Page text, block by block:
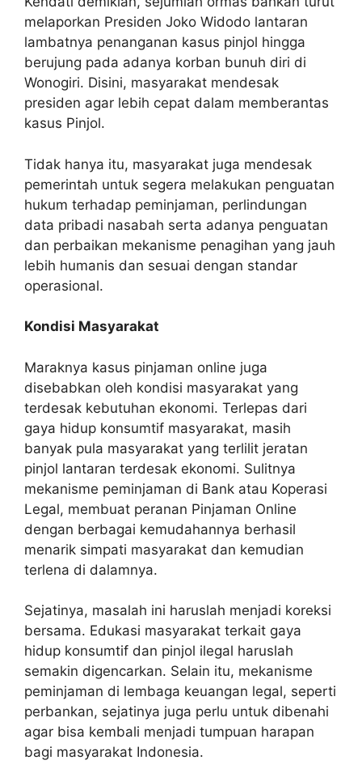
melaporkan Presiden Joko Widodo lantaran
lambatnya penanganan kasus pinjol hingga
berujung pada adanya korban bunuh diri di
Wonogiri. Disini, masyarakat mendesak
presiden agar lebih cepat dalam memberantas
kasus Pinjol.
Tidak hanya itu, masyarakat juga mendesak
pemerintah untuk segera melakukan penguatan
hukum terhadap peminjaman, perlindungan
data pribadi nasabah serta adanya penguatan
dan perbaikan mekanisme penagihan yang jauh
lebih humanis dan sesuai dengan standar
operasional.
Kondisi Masyarakat
Maraknya kasus pinjaman online juga
disebabkan oleh kondisi masyarakat yang
terdesak kebutuhan ekonomi. Terlepas dari
gaya hidup konsumtif masyarakat, masih
banyak pula masyarakat yang terlilit jeratan
pinjol lantaran terdesak ekonomi. Sulitnya
mekanisme peminjaman di Bank atau Koperasi
Legal, membuat peranan Pinjaman Online
dengan berbagai kemudahannya berhasil
menarik simpati masyarakat dan kemudian
terlena di dalamnya.
Sejatinya, masalah ini haruslah menjadi koreksi
bersama. Edukasi masyarakat terkait gaya
hidup konsumtif dan pinjol ilegal haruslah
semakin digencarkan. Selain itu, mekanisme
peminjaman di lembaga keuangan legal, seperti
perbankan, sejatinya juga perlu untuk dibenahi
agar bisa kembali menjadi tumpuan harapan
bagi masyarakat Indonesia.